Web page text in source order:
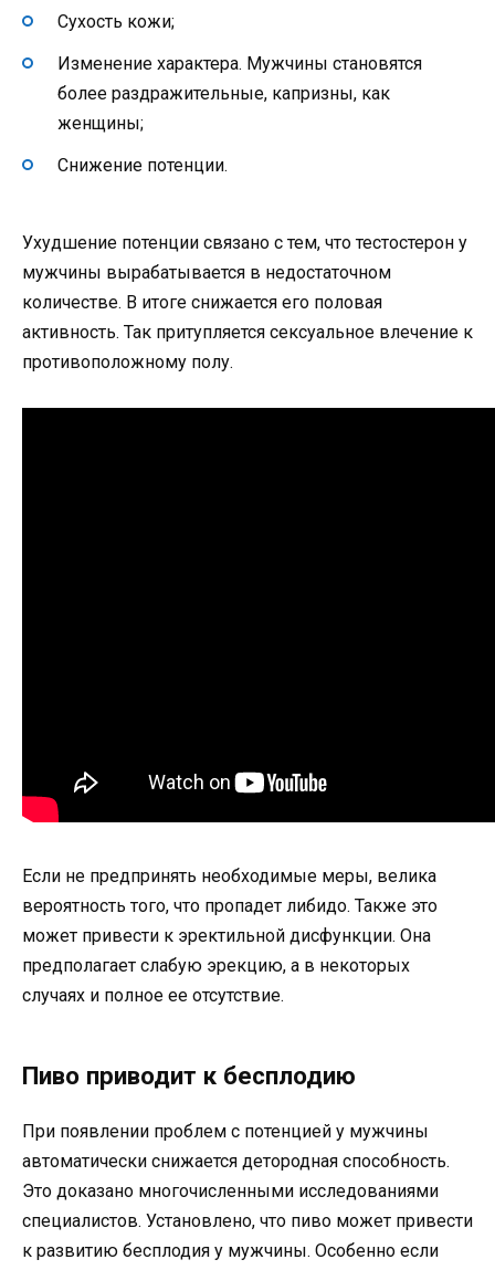
Сухость кожи;
Изменение характера. Мужчины становятся
более раздражительные, капризны, как
женщины;
Снижение потенции.
Ухудшение потенции связано с тем, что тестостерон у
мужчины вырабатывается в недостаточном
количестве. В итоге снижается его половая
активность. Так притупляется сексуальное влечение к
противоположному полу.
Если не предпринять необходимые меры, велика
вероятность того, что пропадет либидо. Также это
может привести к эректильной дисфункции. Она
предполагает слабую эрекцию, а в некоторых
случаях и полное ее отсутствие.
Пиво приводит к бесплодию
При появлении проблем с потенцией у мужчины
автоматически снижается детородная способность.
Это доказано многочисленными исследованиями
специалистов. Установлено, что пиво может привести
к развитию бесплодия у мужчины. Особенно если